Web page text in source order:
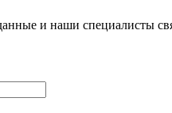
и наши специалисты